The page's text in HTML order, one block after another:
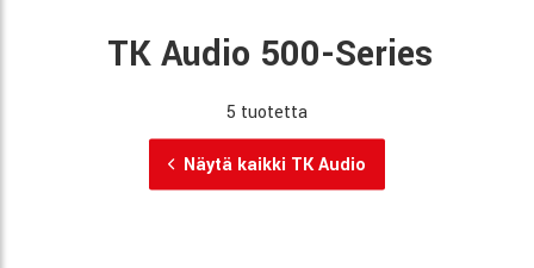
TK Audio 500-Series
5 tuotetta
Näytä kaikki TK Audio